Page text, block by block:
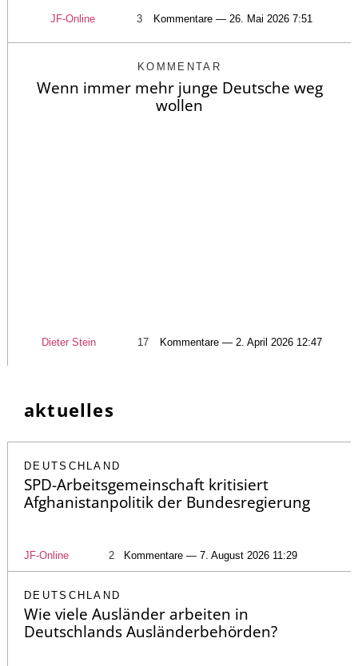
JF-Online 3 Kommentare — 26. Mai 2026 7:51
KOMMENTAR
Wenn immer mehr junge Deutsche weg
wollen
Dieter Stein 17 Kommentare — 2. April 2026 12:47
aktuelles
DEUTSCHLAND
SPD-Arbeitsgemeinschaft kritisiert
Afghanistanpolitik der Bundesregierung
JF-Online 2 Kommentare — 7. August 2026 11:29
DEUTSCHLAND
Wie viele Ausländer arbeiten in
Deutschlands Ausländerbehörden?